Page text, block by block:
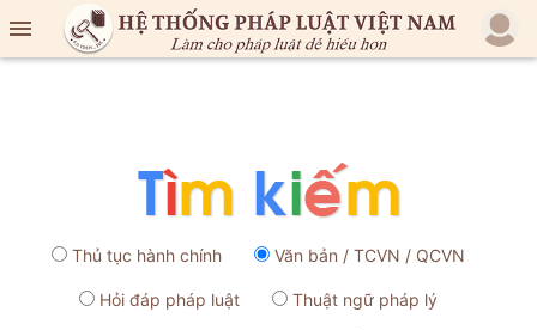

Thủ tục hành chính Văn bản / TCVN / QCVN
Hỏi đáp pháp luật Thuật ngữ pháp lý